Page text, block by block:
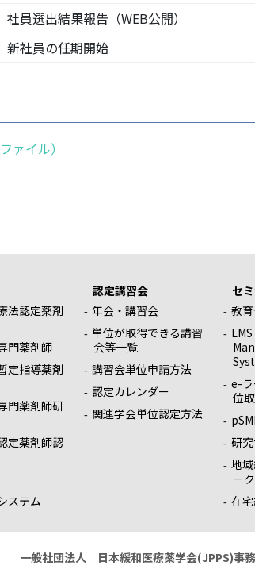
社員選出結果報告（WEB公開）
新社員の任期開始
ァイル）
法認定薬剤
門薬剤師
定指導薬剤
門薬剤師研
定薬剤師認
ステム
認定講習会
年会・講習会
単位が取得できる講習
会等一覧
講習会単位申請方法
認定カレンダー
関連学会単位認定方法
セ
教
e-
位
研
地
ー
在
一般社団法人 日本緩和医療薬学会(JPPS)事